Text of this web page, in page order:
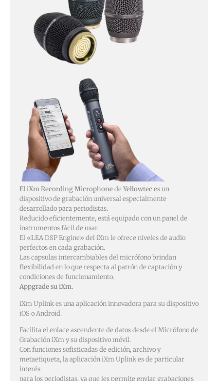
El iXm Recording Microphonede Yellowtec es un
dispositivo de grabación universal especialmente
desarrollado para periodistas.
Reducido eficientemente, está equipado con un panel de
instrumentos fácil de usar.
El «LEA DSP Engine» del iXm le ofrece niveles de audio
perfectos en cada grabación.
Las capsulas intercambiables del micrófono brindan
flexibilidad en lo que respecta al patrón de captación y
condiciones de funcionamiento.
Appgrade su iXm.
iXm Uplink es una aplicación innovadora para su dispositivo
iOS o Android.
Facilita el enlace ascendente de datos desde el Micrófono de
Grabación iXm y su dispositivo móvil.
Con funciones sofisticadas de edición, archivo y
metaetiqueta, la aplicación iXm Uplink es de particular
interés
para los periodistas, ya que les permite enviar grabaciones